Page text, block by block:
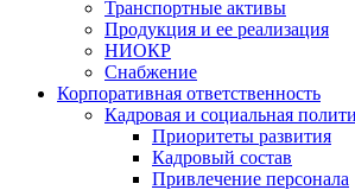
Транспортные активы
Продукция и ее реализация
НИОКР
Снабжение
Корпоративная ответственность
Кадровая и социальная
Приоритеты развития
Кадровый состав
Привлечение персонала